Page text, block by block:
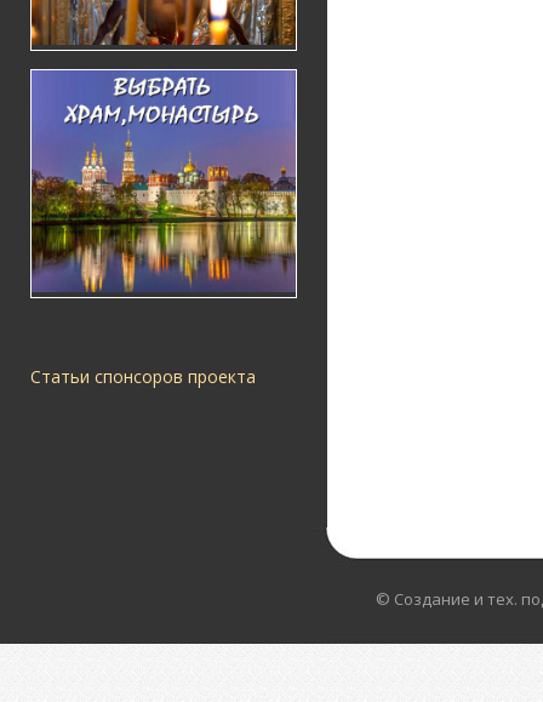
Статьи спонсоров проекта
© Создание и тех.